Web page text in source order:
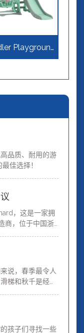
Playground
品质、耐用的游
佳选择！
，这是一家拥
商，位于中国浙
说，春季最令人
梯和秋千是经典
孩子们寻找一些